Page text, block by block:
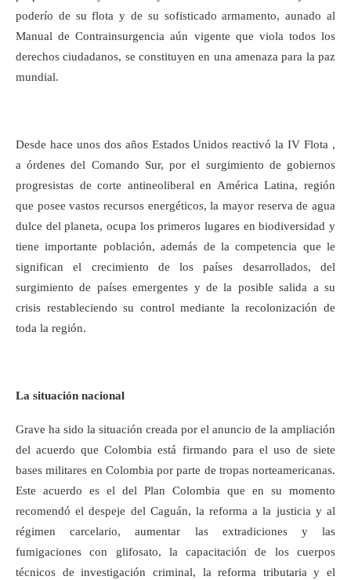
poderío de su flota y de su sofisticado armamento, aunado al
Manual de Contrainsurgencia aún vigente que viola todos los
derechos ciudadanos, se constituyen en una amenaza para la paz
mundial.
Desde hace unos dos años Estados Unidos reactivó la IV Flota ,
a órdenes del Comando Sur, por el surgimiento de gobiernos
progresistas de corte antineoliberal en América Latina, región
que posee vastos recursos energéticos, la mayor reserva de agua
dulce del planeta, ocupa los primeros lugares en biodiversidad y
tiene importante población, además de la competencia que le
significan el crecimiento de los países desarrollados, del
surgimiento de países emergentes y de la posible salida a su
crisis restableciendo su control mediante la recolonización de
toda la región.
La situación nacional
Grave ha sido la situación creada por el anuncio de la ampliación
del acuerdo que Colombia está firmando para el uso de siete
bases militares en Colombia por parte de tropas norteamericanas.
Este acuerdo es el del Plan Colombia que en su momento
recomendó el despeje del Caguán, la reforma a la justicia y al
régimen carcelario, aumentar las extradiciones y las
fumigaciones con glifosato, la capacitación de los cuerpos
técnicos de investigación criminal, la reforma tributaria y el